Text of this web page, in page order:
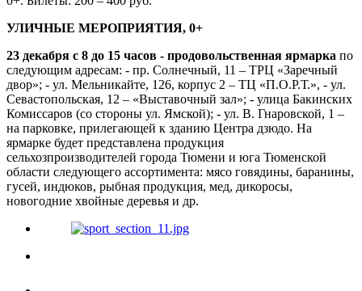
УЛИЧНЫЕ МЕРОПРИЯТИЯ, 0+
23 декабря с 8 до 15 часов - продовольственная ярмарка по
следующим адресам: - пр. Солнечный, 11 – ТРЦ «Заречный
двор»; - ул. Мельникайте, 126, корпус 2 – ТЦ «П.О.Р.Т.», - ул.
Севастопольская, 12 – «Выставочный зал»; - улица Бакинских
Комиссаров (со стороны ул. Ямской); - ул. В. Гнаровской, 1 –
на парковке, прилегающей к зданию Центра дзюдо. На
ярмарке будет представлена продукция
сельхозпроизводителей города Тюмени и юга Тюменской
области следующего ассортимента: мясо говядины, баранины,
гусей, индюков, рыбная продукция, мед, дикоросы,
новогодние хвойные деревья и др.